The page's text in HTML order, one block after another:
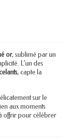
or, sublimé par un
L’un des
, capte la
sur le
aux moments
offrir pour célébrer